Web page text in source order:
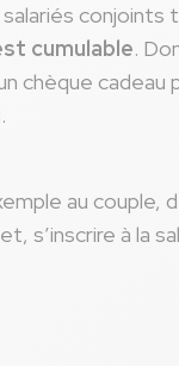
salariés
cumulable.
chèque cadeau
au couple,
s’inscrire à la